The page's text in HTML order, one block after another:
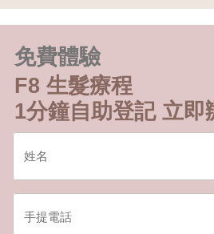
免費體驗
F8 生髮療程
1分鐘自助登記 立即